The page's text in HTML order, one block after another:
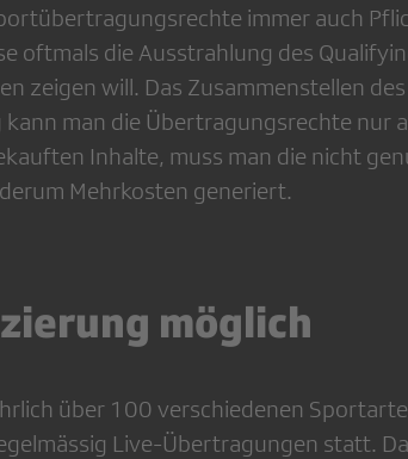
immer auch
oftmals die Ausstrahlung des
zeigen will. Das Zusammenstellen
kann man die Übertragungsrechte nur
Inhalte, muss man die nicht
Mehrkosten generiert.
möglich
über 100 verschiedenen
Live-Übertragungen statt.